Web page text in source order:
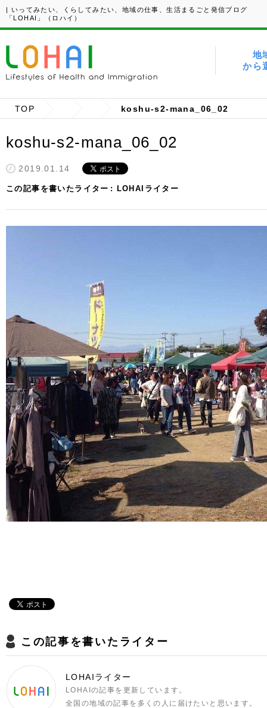
| いってみたい、くらしてみたい、地域の仕事、生活まるごと発信ブログ
「LOHAI」（ロハイ）
地
から
TOP koshu-s2-mana_06_02
koshu-s2-mana_06_02
2019.01.14
この記事を書いたライター LOHAIライター
この記事を書いたライター
LOHAIライター
LOHAIの記事を更新しています。
全国の地域の記事を多くの人に届けたいと思います。